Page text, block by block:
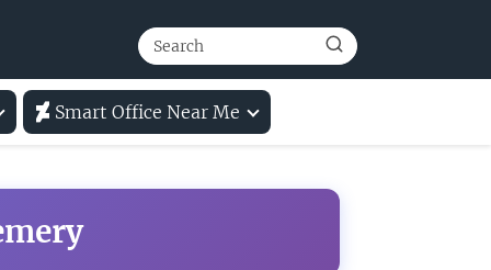
Smart Office Near Me